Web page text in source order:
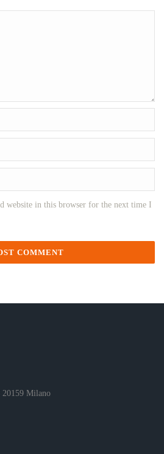
website in this browser for the next time I
20159 Milano